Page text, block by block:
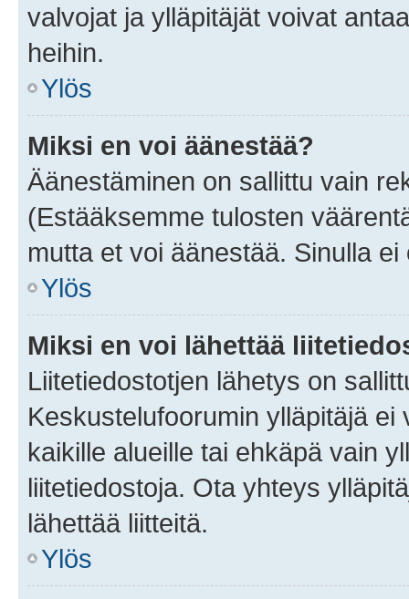
valvojat ja ylläpitäjät voivat
heihin.
Ylös
Miksi en voi äänestää?
Äänestäminen on sallittu vain
(Estääksemme tulosten
mutta et voi äänestää. Sinulla
Ylös
Miksi en voi lähettää
Liitetiedostotjen lähetys on
Keskustelufoorumin ylläpitäjä
kaikille alueille tai ehkäpä vain
liitetiedostoja. Ota yhteys
lähettää liitteitä.
Ylös